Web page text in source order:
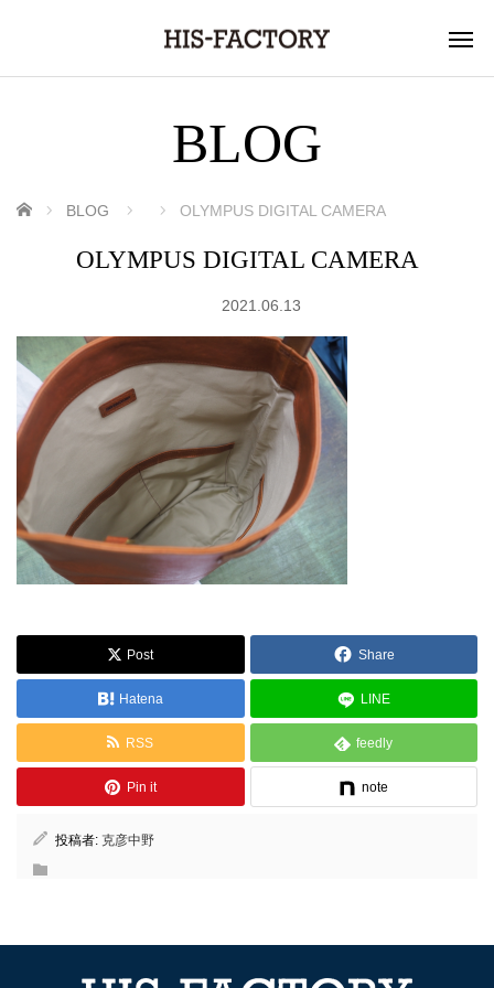
BLOG
ホーム BLOG OLYMPUS DIGITAL CAMERA
OLYMPUS DIGITAL CAMERA
2021.06.13
Post Share
Hatena LINE
RSS feedly
Pin it note
投稿者: 克彦中野